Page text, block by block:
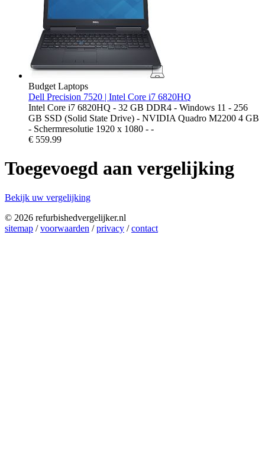
Budget Laptops
Dell Precision 7520 | Intel Core i7 6820HQ
Intel Core i7 6820HQ - 32 GB DDR4 - Windows 11 - 256
GB SSD (Solid State Drive) - NVIDIA Quadro M2200 4 GB
- Schermresolutie 1920 x 1080 - -
€ 559.99
Toegevoegd aan vergelijking
Bekijk uw vergelijking
© 2026 refurbishedvergelijker.nl
sitemap /voorwaarden /privacy /contact